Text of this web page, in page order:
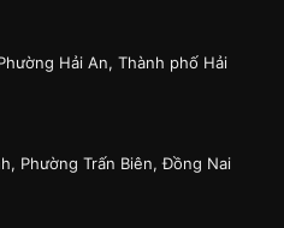
Hải An, Thành phố Hải
Phường Trấn Biên, Đồng Nai